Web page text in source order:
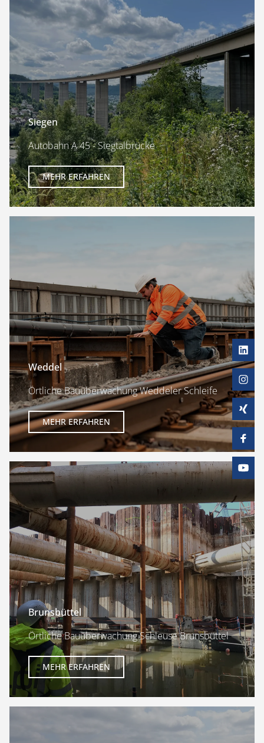
Siegen
Autobahn A 45 - Siegtalbrücke
MEHR ERFAHREN
Weddel
Örtliche Bauüberwachung Weddeler Schleife
MEHR ERFAHREN
Brunsbüttel
Örtliche Bauüberwachung Schleuse Brunsbüttel
MEHR ERFAHREN